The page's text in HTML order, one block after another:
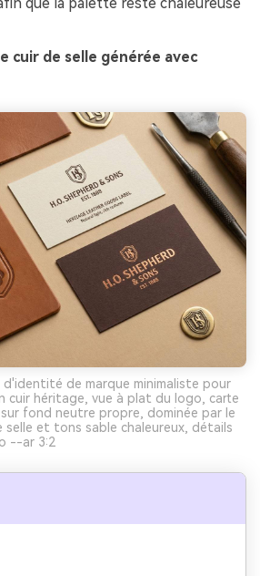
que la palette reste chaleureuse
cuir de selle générée avec
d'identité de marque minimaliste pour
cuir héritage, vue à plat du logo, carte
fond neutre propre, dominée par le
et tons sable chaleureux, détails
--ar 3:2